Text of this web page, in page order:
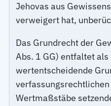
Jehovas aus
verweigert hat,
Das Grundrecht der
Abs. 1 GG) entfaltet
wertentscheidende
verfassungsrechtlichen
Wertmaßstäbe